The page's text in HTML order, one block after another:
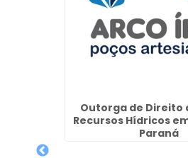
Outorga de Direito
Recursos Hídricos
Paraná